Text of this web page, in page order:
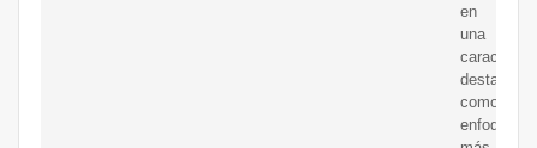
en
una
destacada
como
enfoque